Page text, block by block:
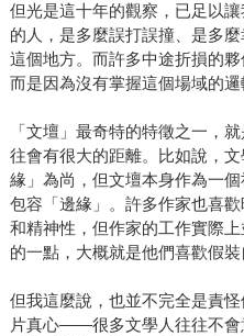
但光是這十年的觀察，已足以
的人，是多麼誤打誤撞、是多
這個地方。而許多中途折損的
而是因為沒有掌握這個場域的邏
「文壇」最奇特的特徵之一，
往會有很大的距離。比如說，
緣」為尚，但文壇本身作為一
包容「邊緣」。許多作家也喜
和精神性，但作家的工作實際
的一點，大概就是他們喜歡假裝
但我這麼說，也並不完全是責
片真心——很多文學人往往不會